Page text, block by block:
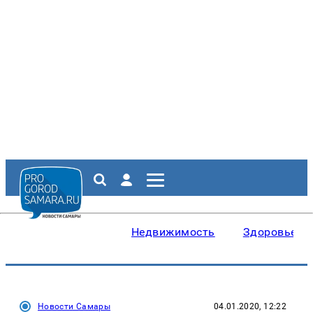
Недвижимость Здоровье
Новости Самары 04.01.2020, 12:22